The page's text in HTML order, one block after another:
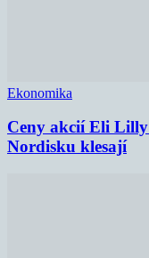
Ekonomika
Ceny akcií Eli Lilly
Nordisku klesají